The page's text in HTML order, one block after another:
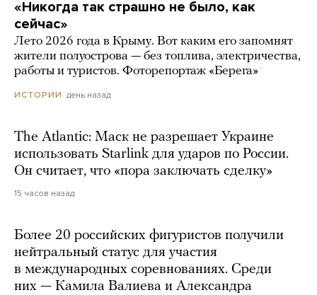
«Никогда так страшно не было, как
сейчас»
Лето 2026 года в Крыму. Вот каким его запомнят
жители полуострова — без топлива, электричества,
работы и туристов. Фоторепортаж «Берега»
ИСТОРИИ день назад
The Atlantic: Маск не разрешает Украине
использовать Starlink для ударов по России.
Он считает, что «пора заключать сделку»
15 часов назад
Более 20 российских фигуристов получили
нейтральный статус для участия
в международных соревнованиях. Среди
них — Камила Валиева и Александра